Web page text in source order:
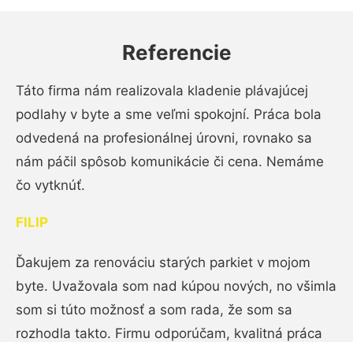
Referencie
Táto firma nám realizovala kladenie plávajúcej
podlahy v byte a sme veľmi spokojní. Práca bola
odvedená na profesionálnej úrovni, rovnako sa
nám páčil spôsob komunikácie či cena. Nemáme
čo vytknúť.
FILIP
Ďakujem za renováciu starých parkiet v mojom
byte. Uvažovala som nad kúpou nových, no všimla
som si túto možnosť a som rada, že som sa
rozhodla takto. Firmu odporúčam, kvalitná práca